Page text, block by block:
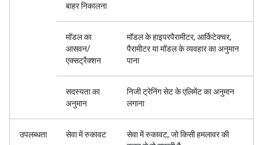
बाहर निकालना
मॉडल का
आसवन/
एक्सट्रैक्शन
मॉडल के हाइपरपैरामीटर, आर्किटेक्चर,
पैरामीटर या मॉडल के व्यवहार का अनुमान
पाना
सदस्यता का
अनुमान
निजी ट्रेनिंग सेट के एलिमेंट का अनुमान
लगाना
उपलब्धता सेवा में रुकावट
सेवा में रुकावट, जो किसी हमलावर की